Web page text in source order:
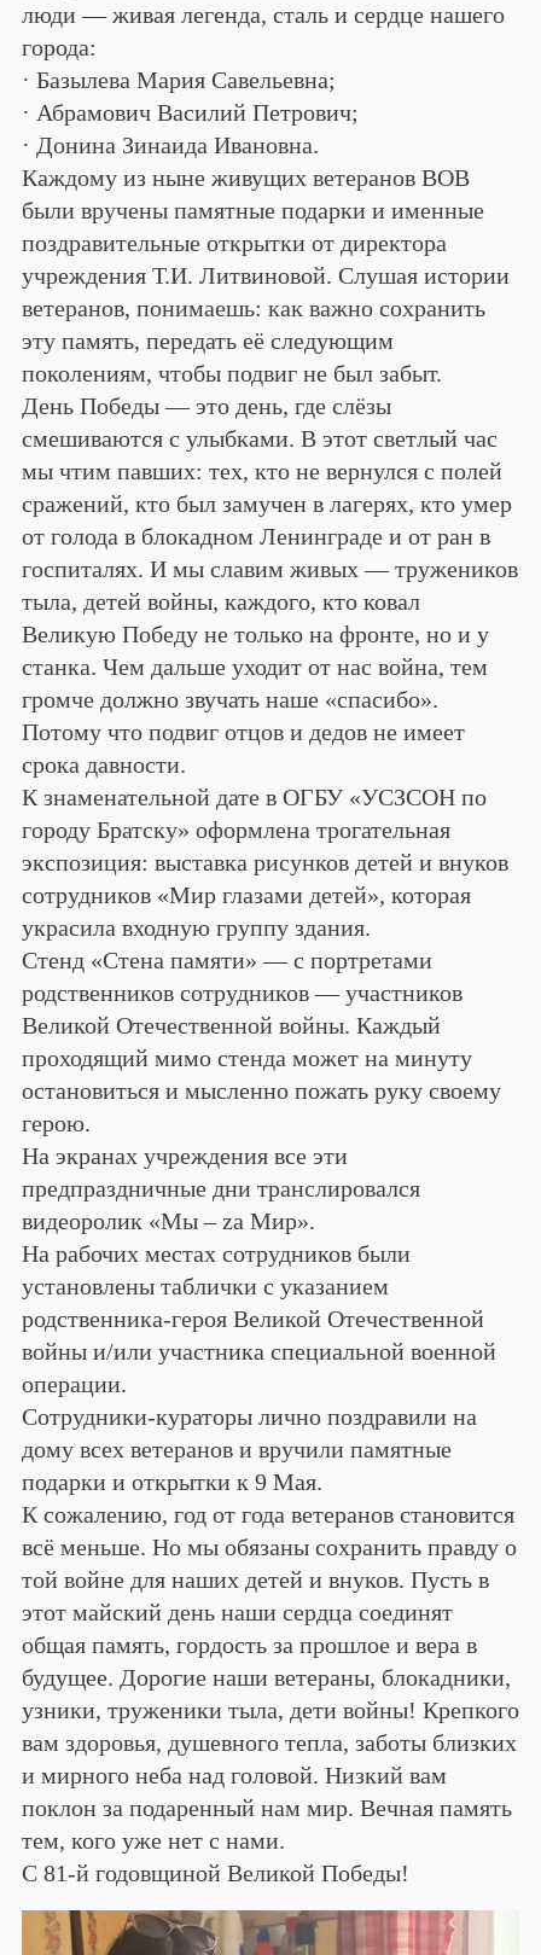
люди — живая легенда, сталь и сердце нашего
города:
· Базылева Мария Савельевна;
· Абрамович Василий Петрович;
· Донина Зинаида Ивановна.
Каждому из ныне живущих ветеранов ВОВ
были вручены памятные подарки и именные
поздравительные открытки от директора
учреждения Т.И. Литвиновой. Слушая истории
ветеранов, понимаешь: как важно сохранить
эту память, передать её следующим
поколениям, чтобы подвиг не был забыт.
День Победы — это день, где слёзы
смешиваются с улыбками. В этот светлый час
мы чтим павших: тех, кто не вернулся с полей
сражений, кто был замучен в лагерях, кто умер
от голода в блокадном Ленинграде и от ран в
госпиталях. И мы славим живых — тружеников
тыла, детей войны, каждого, кто ковал
Великую Победу не только на фронте, но и у
станка. Чем дальше уходит от нас война, тем
громче должно звучать наше «спасибо».
Потому что подвиг отцов и дедов не имеет
срока давности.
К знаменательной дате в ОГБУ «УСЗСОН по
городу Братску» оформлена трогательная
экспозиция: выставка рисунков детей и внуков
сотрудников «Мир глазами детей», которая
украсила входную группу здания.
Стенд «Стена памяти» — с портретами
родственников сотрудников — участников
Великой Отечественной войны. Каждый
проходящий мимо стенда может на минуту
остановиться и мысленно пожать руку своему
герою.
На экранах учреждения все эти
предпраздничные дни транслировался
видеоролик «Мы – zа Мир».
На рабочих местах сотрудников были
установлены таблички с указанием
родственника-героя Великой Отечественной
войны и/или участника специальной военной
операции.
Сотрудники-кураторы лично поздравили на
дому всех ветеранов и вручили памятные
подарки и открытки к 9 Мая.
К сожалению, год от года ветеранов становится
всё меньше. Но мы обязаны сохранить правду о
той войне для наших детей и внуков. Пусть в
этот майский день наши сердца соединят
общая память, гордость за прошлое и вера в
будущее. Дорогие наши ветераны, блокадники,
узники, труженики тыла, дети войны! Крепкого
вам здоровья, душевного тепла, заботы близких
и мирного неба над головой. Низкий вам
поклон за подаренный нам мир. Вечная память
тем, кого уже нет с нами.
С 81-й годовщиной Великой Победы!